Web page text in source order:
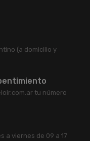
(a domicilio y
tu número
a viernes de 09 a 17